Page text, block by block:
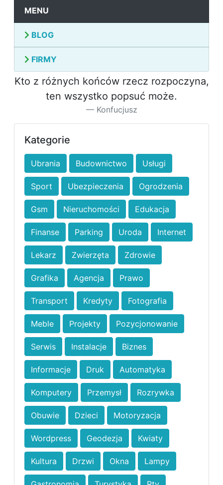
MENU
BLOG
FIRMY
Kto z różnych końców rzecz rozpoczyna,
ten wszystko popsuć może.
Konfucjusz
Kategorie
Ubrania Budownictwo Usługi
Sport Ubezpieczenia Ogrodzenia
Gsm Nieruchomości Edukacja
Finanse Parking Uroda Internet
Lekarz Zwierzęta Zdrowie
Grafika Agencja Prawo
Transport Kredyty Fotografia
Meble Projekty Pozycjonowanie
Serwis Instalacje Biznes
Informacje Druk Automatyka
Komputery Przemysł Rozrywka
Obuwie Dzieci Motoryzacja
Wordpress Geodezja Kwiaty
Kultura Drzwi Okna Lampy